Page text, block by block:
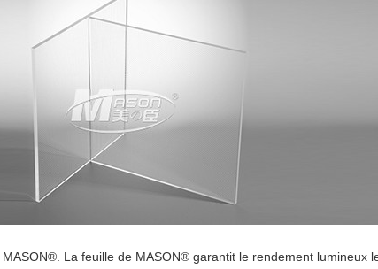
La feuille de MASON® garantit le rendement lumineux